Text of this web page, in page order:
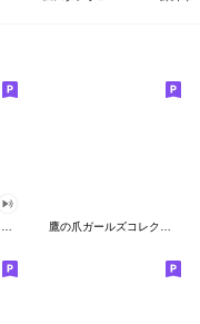
夏の鷹の爪団♪しゃべって動く！ 鷹の爪ガールズコレクション